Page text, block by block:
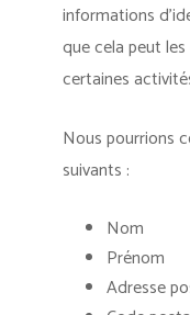
informations
que cela peut
certaines
Nous pourrions
suivants :
Nom
Prénom
Adresse